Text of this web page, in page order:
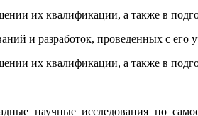
их квалификации, а также в
и разработок, проведенных с его
их квалификации, а также в
научные исследования по